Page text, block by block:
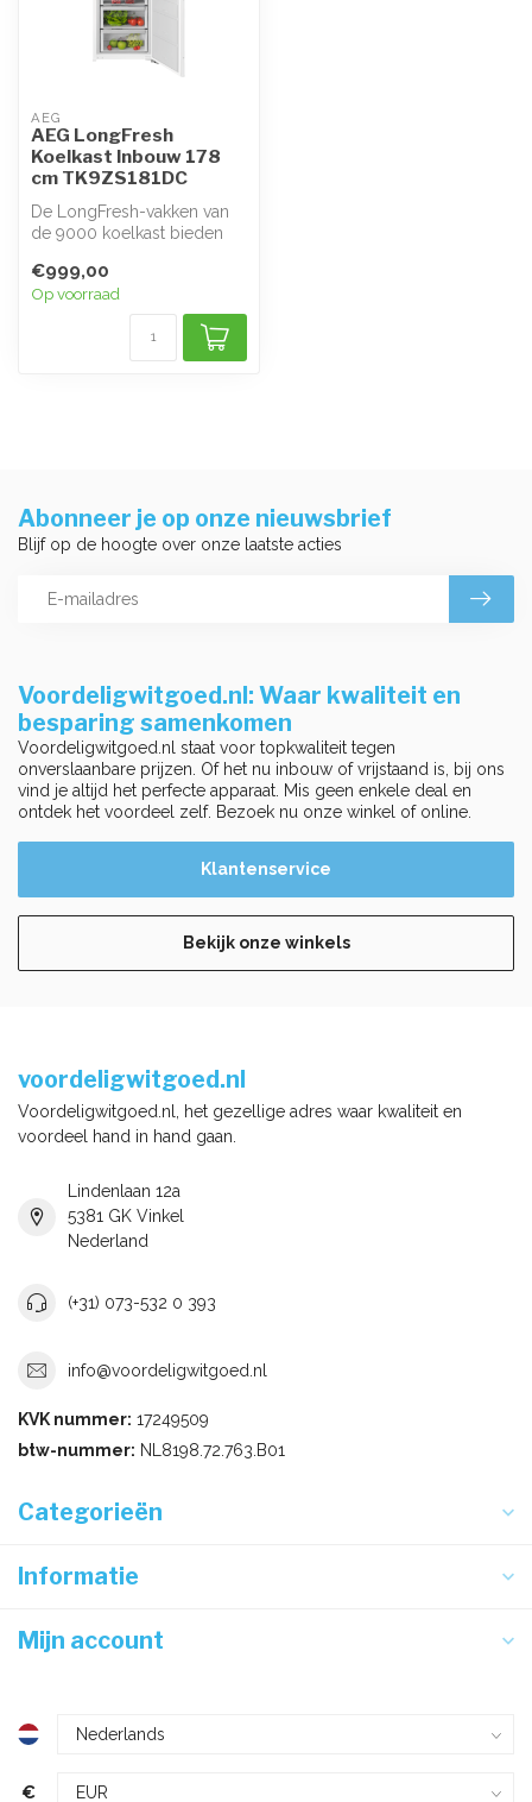
AEG
AEG LongFresh
Koelkast Inbouw 178
cm TK9ZS181DC
De LongFresh-vakken van
de 9000 koelkast bieden
voor del...
€999,00
Op voorraad
Voordeligwitgoed.nl: Waar kwaliteit en
besparing samenkomen
Voordeligwitgoed.nl staat voor topkwaliteit tegen
onverslaanbare prijzen. Of het nu inbouw of vrijstaand is, bij ons
vind je altijd het perfecte apparaat. Mis geen enkele deal en
ontdek het voordeel zelf. Bezoek nu onze winkel of online.
Klantenservice
Bekijk onze winkels
Abonneer je op onze nieuwsbrief
Blijf op de hoogte over onze laatste acties
voordeligwitgoed.nl
Voordeligwitgoed.nl, het gezellige adres waar kwaliteit en
voordeel hand in hand gaan.
Lindenlaan 12a
5381 GK Vinkel
Nederland
(+31) 073-532 0 393
info@voordeligwitgoed.nl
KVK nummer: 17249509
btw-nummer: NL8198.72.763.B01
Categorieën
Informatie
Mijn account
€